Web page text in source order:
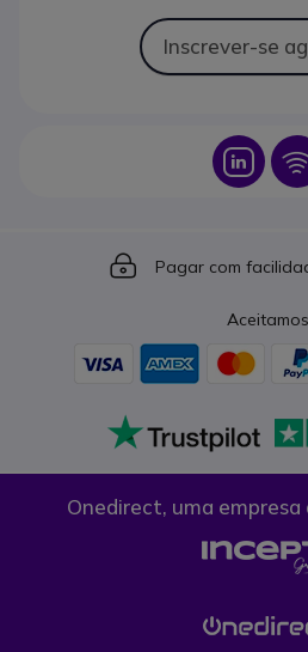
Inscrever-se
Icon
Icon
Pagar com
Aceitamos
Onedirect, uma empresa